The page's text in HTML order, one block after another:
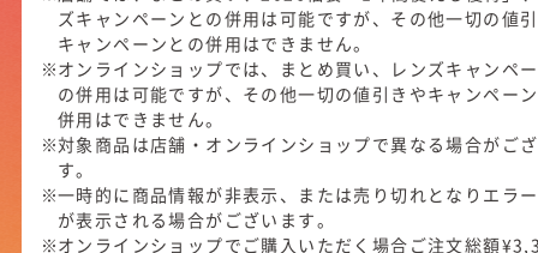
ズキャンペーンとの併用は可能ですが、その他一切の値
キャンペーンとの併用はできません。
オンラインショップでは、まとめ買い、レンズキャンペ
の併用は可能ですが、その他一切の値引きやキャンペー
併用はできません。
対象商品は店舗・オンラインショップで異なる場合がご
す。
一時的に商品情報が非表示、または売り切れとなりエラ
が表示される場合がございます。
オンラインショップでご購入いただく場合ご注文総額